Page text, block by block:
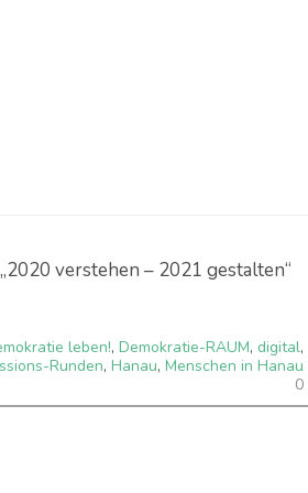
verstehen – 2021 gestalten“
leben!, Demokratie-RAUM, digital,
Runden, Hanau, Menschen in Hanau
0